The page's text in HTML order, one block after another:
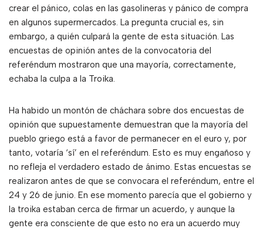
crear el pánico, colas en las gasolineras y pánico de compra
en algunos supermercados. La pregunta crucial es, sin
embargo, a quién culpará la gente de esta situación. Las
encuestas de opinión antes de la convocatoria del
referéndum mostraron que una mayoría, correctamente,
echaba la culpa a la Troika.
Ha habido un montón de cháchara sobre dos encuestas de
opinión que supuestamente demuestran que la mayoría del
pueblo griego está a favor de permanecer en el euro y, por
tanto, votaría ‘sí’ en el referéndum. Esto es muy engañoso y
no refleja el verdadero estado de ánimo. Estas encuestas se
realizaron antes de que se convocara el referéndum, entre el
24 y 26 de junio. En ese momento parecía que el gobierno y
la troika estaban cerca de firmar un acuerdo, y aunque la
gente era consciente de que esto no era un acuerdo muy